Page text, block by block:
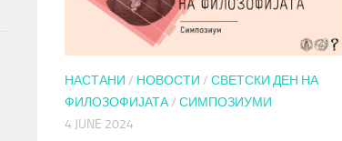
НАСТАНИ / НОВОСТИ / СВЕТСКИ ДЕН НА
ФИЛОЗОФИЈАТА/ СИМПОЗИУМИ
4 JUNE 2024